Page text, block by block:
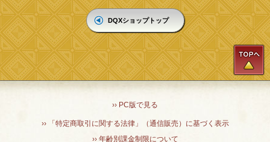
DQXショップトップ
›› PC版で見る
›› 「特定商取引に関する法律」（通信販売）に基づく表示
›› 年齢別課金制限について